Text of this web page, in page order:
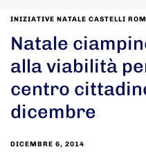
INIZIATIVE NATALE CASTELLI
Natale
alla viabilità
centro
dicembre
DICEMBRE 6, 2014